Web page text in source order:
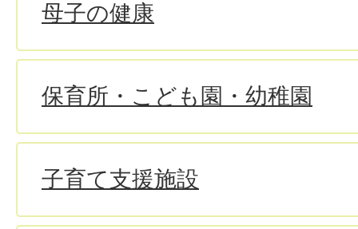
母子の健康
保育所・こども園・幼稚園
子育て支援施設